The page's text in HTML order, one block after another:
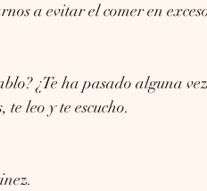
a evitar el comer en
¿Te ha pasado alguna
leo y te escucho.